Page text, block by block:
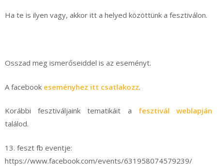
Ha te is ilyen vagy, akkor itt a helyed közöttünk a fesztiválon.
Osszad meg ismerőseiddel is az eseményt.
A facebook eseményhez itt csatlakozz.
Korábbi fesztiváljaink tematikáit a fesztivál weblapján
találod.
13. feszt fb eventje:
https://www.facebook.com/events/631958074579239/